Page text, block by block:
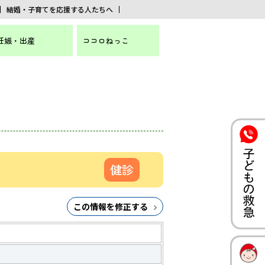
結婚・子育てを応援する人たちへ
娠・出産 ココロねっこ
健診
この情報を修正する